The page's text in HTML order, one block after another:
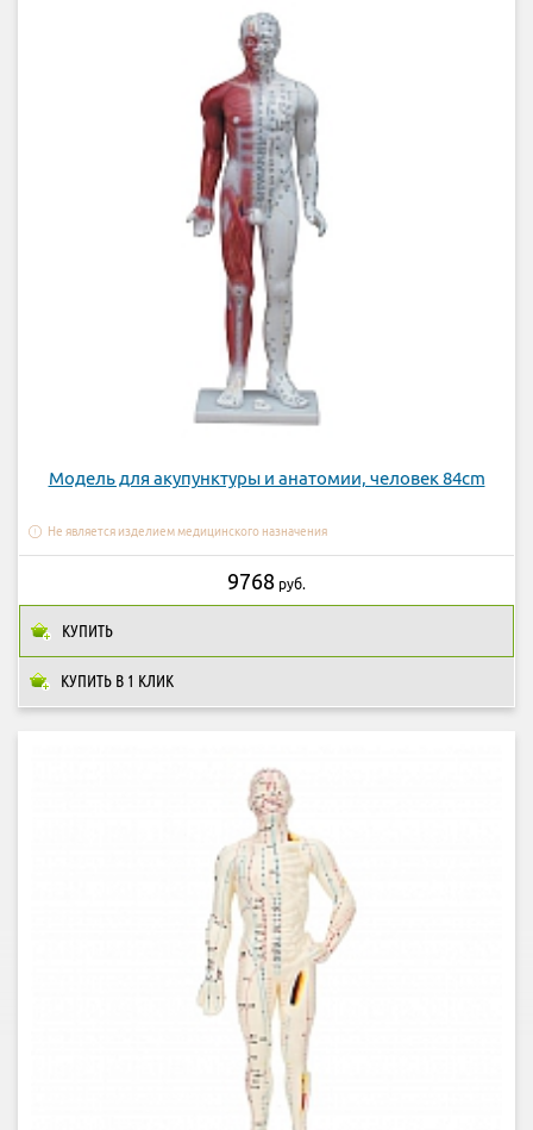
Модель для акупунктуры и анатомии, человек 84cm
Не является изделием медицинского назначения
КУПИТЬ В 1 КЛИК
9768 руб.
КУПИТЬ